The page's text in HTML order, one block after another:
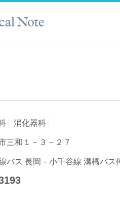
消化器科
三和１－３－２７
バス 長岡－小千谷線 溝橋バ